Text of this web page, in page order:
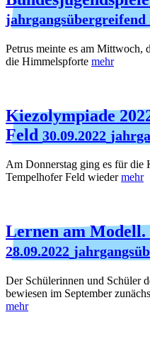
jahrgangsübergreifend
Petrus meinte es am Mittwoch,
die Himmelspforte mehr
Kiezolympiade
Feld 30.09.2022
Am Donnerstag ging es für die
Tempelhofer Feld wiedermehr
Lernen am
28.09.2022
Der Schülerinnen und Schüler
bewiesen im September
mehr